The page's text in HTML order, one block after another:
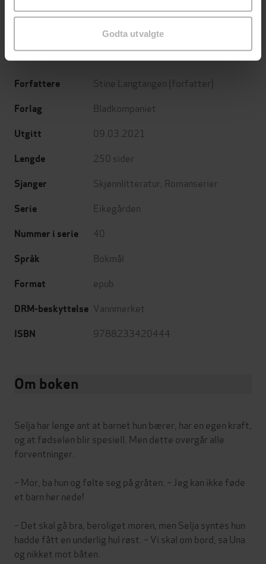
Godta utvalgte
EBOK EBOK
Forfattere Stine Langtangen (forfatter)
Forlag Bladkompaniet
Utgitt 09.03.2021
Lengde 250 sider
Sjanger Skjønnlitteratur Romanserier
Serie Eikegården
Nummer i serie 40
Språk Bokmål
Format epub
DRM-beskyttelse Vannmerket
ISBN 9788233420444
Om boken
Selja har lenge ant at barnet hun bærer, har en egen kraft,
og at fødselen blir spesiell. Men dette overgår alle
forventninger.
– Mor, ba hun og følte seg på gråten. – Jeg kan ikke føde
et barn her nede!
– Det skal gå bra, beroliget moren, men Selja syntes hun
hadde fått en underlig hul røst. – Vi skal om bord, sa Una
og nikket mot båten.